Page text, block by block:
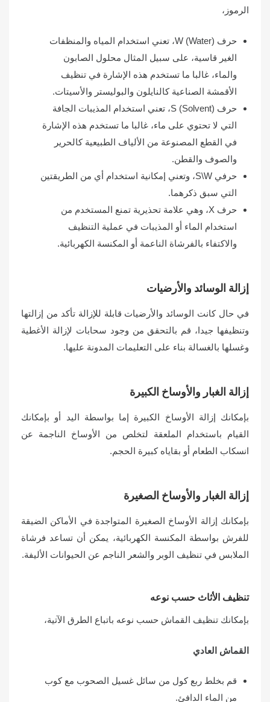
الرموز،
حرف W (Water)، تعني استخدام المياه والمنظفات
الغير قاسية، على سبيل المثال محلول الصابون
والماء، غالبا ما تستخدم هذه الإشارة في تنظيف
الأقمشة الصناعية كالنايلون والبوليستر والأسيتات.
حرف S (Solvent)، تعني استخدام المذيبات الجافة
التي لا تحتوي على ماء، غالبا ما تستخدم هذه الإشارة
في القطع المصنوعة من الألياف الطبيعية كالحرير
والصوف والقطن.
حرفي S\W، وتعني إمكانية استخدام أي من الطريقتين
التي سبق ذكرهما.
حرف X، وهي علامة تحذيرية تمنع المستخدم من
استخدام الماء أو المذيبات في عملية التنظيف
والاكتفاء بالفرشاة الناعمة أو المكنسة الكهربائية.
إزالة الوسائد والأرضيات
في حال كانت الوسائد والأرضيات قابلة للإزالة تأكد من إزالتها
وتنظيفها جيدا، قم بالتحقق من وجود سحابات لإزالة الأغطية
وغسلها بالغسالة بناء على التعليمات المدونة عليها.
إزالة الغبار والأوساخ الكبيرة
بإمكانك إزالة الأوساخ الكبيرة إما بواسطة اليد أو بإمكانك
القيام باستخدام الملعقة لتخلص من الأوساخ الناجمة عن
انسكاب الطعام أو بقاياه كبيرة الحجم.
إزالة الغبار والأوساخ الصغيرة
بإمكانك إزالة الأوساخ الصغيرة المتواجدة في الأماكن الضيقة
للفرش بواسطة المكنسة الكهربائية، يمكن أن تساعد فرشاة
الملابس في تنظيف الوبر والشعر الناجم عن الحيوانات الأليفة.
تنظيف الأثاث حسب نوعه
بإمكانك تنظيف القماش حسب نوعه باتباع الطرق الآتية،
القماش العادي
قم بخلط ربع كول من سائل غسيل الصحوب مع كوب
من الماء الدافئ.